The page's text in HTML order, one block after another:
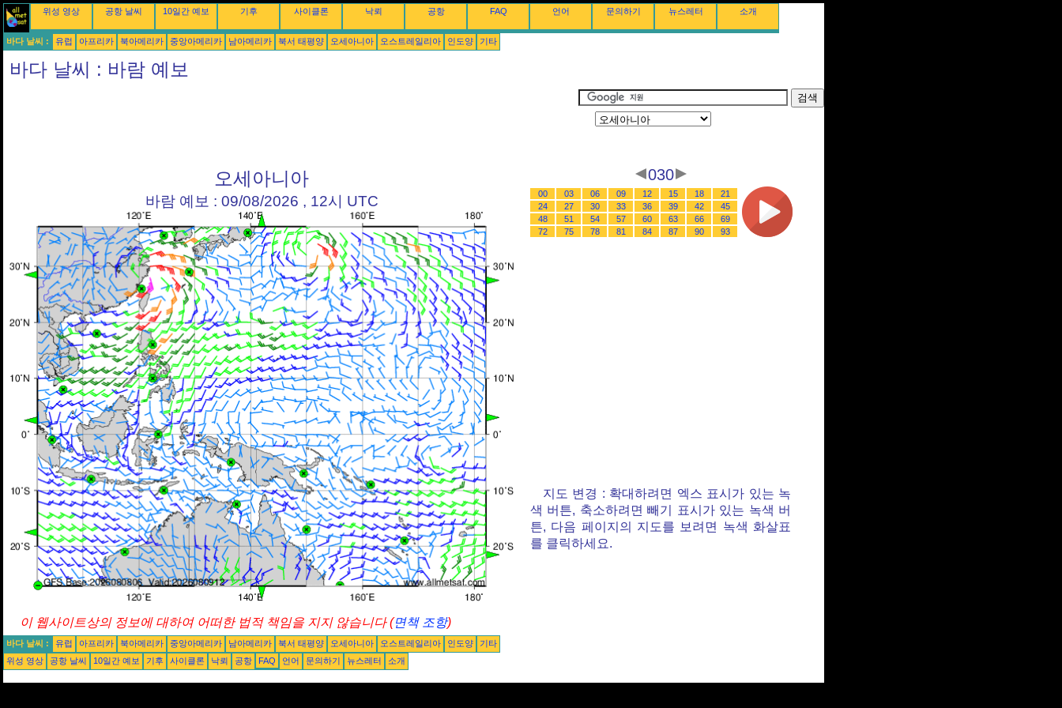
위성 영상 공항 날씨 10일간 예보 기후 사이클론 낙뢰 공항 FAQ 언어 문의하기 뉴스레터 소개
바다 날씨 : 유럽 아프리카 북아메리카 중앙아메리카 남아메리카 북서 태평양 오세아니아 오스트레일리아 인도양 기타
바다 날씨 : 바람 예보
오세아니아
바람 예보 : 09/08/2026 , 12시 UTC
030
00 03 06 09 12 15 18
21
24
27 30 33 36 39 42
45
48
51 54 57 60 63 66
69
72
75 78 81 84 87 90 93
지도 변경 : 확대하려면 엑스 표시가 있는 녹
색 버튼, 축소하려면 빼기 표시가 있는 녹색 버
튼, 다음 페이지의 지도를 보려면 녹색 화살표
를 클릭하세요.
이 웹사이트상의 정보에 대하여 어떠한 법적 책임을 지지 않습니다 (면책 조항)
바다 날씨 : 유럽 아프리카 북아메리카 중앙아메리카 남아메리카 북서 태평양 오세아니아 오스트레일리아 인도양
기타
위성 영상
공항 날씨 10일간 예보 기후 사이클론 낙뢰 공항 FAQ 언어 문의하기 뉴스레터 소개